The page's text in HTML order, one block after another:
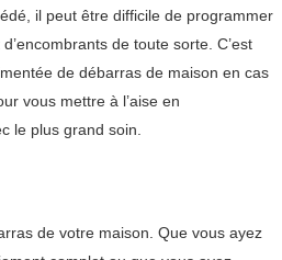
il peut être difficile de programmer
de toute sorte. C’est
de débarras de maison en cas
vous mettre à l’aise en
le plus grand soin.
de votre maison. Que vous ayez